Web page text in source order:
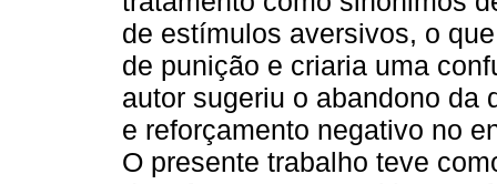
de estímulos aversivos, o
de punição e criaria uma
autor sugeriu o abandono da
e reforçamento negativo no
O presente trabalho teve